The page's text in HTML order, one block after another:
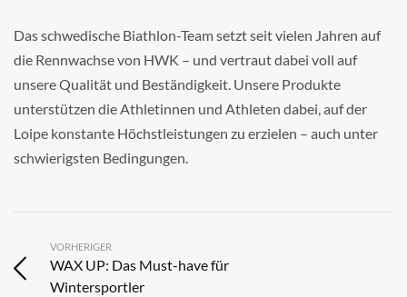
Das schwedische Biathlon-Team setzt seit vielen Jahren auf
die Rennwachse von HWK – und vertraut dabei voll auf
unsere Qualität und Beständigkeit. Unsere Produkte
unterstützen die Athletinnen und Athleten dabei, auf der
Loipe konstante Höchstleistungen zu erzielen – auch unter
schwierigsten Bedingungen.
VORHERIGER
WAX UP: Das Must-have für
Wintersportler